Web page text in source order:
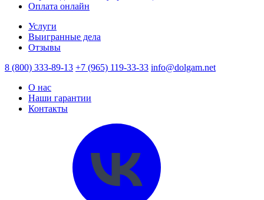
Оплата онлайн
Услуги
Выигранные дела
Отзывы
8 (800) 333-89-13 +7 (965) 119-33-33 info@dolgam.net
О нас
Наши гарантии
Контакты